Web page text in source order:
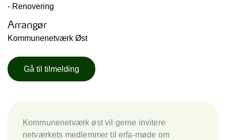
- Renovering
Arrangør
Kommunenetværk Øst
Gå til tilmelding
Kommunenetværk øst vil gerne invitere
netværkets medlemmer til erfa-møde om